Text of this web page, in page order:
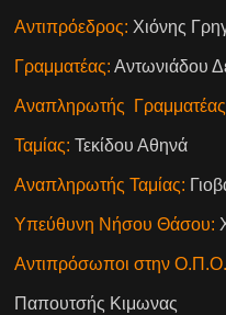
Αντιπρόεδρος: Χιόνης
Γραμματέας: Αντωνιάδου
Αναπληρωτής
Ταμίας: Τεκίδου Αθηνά
Αναπληρωτής Ταμίας:
Υπεύθυνη Νήσου Θάσου:
Αντιπρόσωποι στην
Παπουτσής Κιμωνας